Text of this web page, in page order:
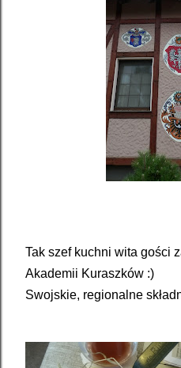
Tak szef kuchni wita gości
Akademii Kuraszków :)
Swojskie, regionalne